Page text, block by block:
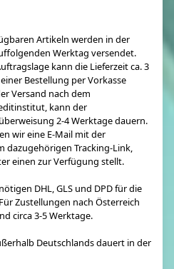
Artikeln werden in der
Werktag versendet.
kann die Lieferzeit ca. 3
Bestellung per Vorkasse
Versand nach dem
kann der
2-4 Werktage dauern.
wir eine E-Mail mit der
dazugehörigen Tracking-Link,
einen zur Verfügung stellt.
DHL, GLS und DPD für die
Zustellungen nach Österreich
circa 3-5 Werktage.
Deutschlands dauert in der